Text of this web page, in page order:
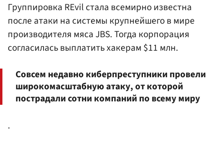
Группировка REvil стала всемирно известна
после атаки на системы крупнейшего в мире
производителя мяса JBS. Тогда корпорация
согласилась выплатить хакерам $11 млн.
Совсем недавно киберпреступники провели
широкомасштабную атаку, от которой
пострадали сотни компаний по всему миру
.